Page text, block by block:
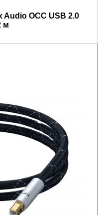
Audio OCC USB 2.0
м